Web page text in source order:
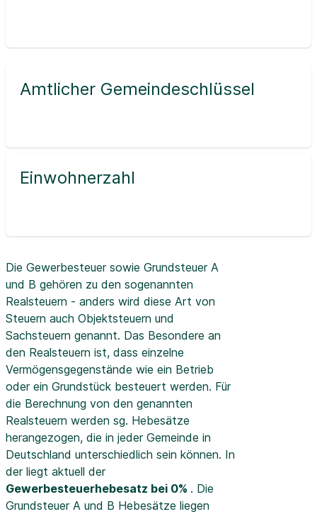
Amtlicher Gemeindeschlüssel
Einwohnerzahl
Die Gewerbesteuer sowie Grundsteuer A
und B gehören zu den sogenannten
Realsteuern - anders wird diese Art von
Steuern auch Objektsteuern und
Sachsteuern genannt. Das Besondere an
den Realsteuern ist, dass einzelne
Vermögensgegenstände wie ein Betrieb
oder ein Grundstück besteuert werden. Für
die Berechnung von den genannten
Realsteuern werden sg. Hebesätze
herangezogen, die in jeder Gemeinde in
Deutschland unterschiedlich sein können. In
der liegt aktuell der
Gewerbesteuerhebesatz bei 0% . Die
Grundsteuer A und B Hebesätze liegen